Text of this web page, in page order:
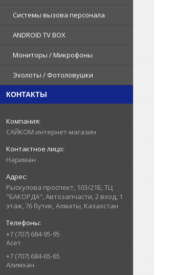
Системы вызова персонала
ANDROID TV BOX
Мониторы / Микрофоны
Эхолоты / Фотоловушки
КОНТАКТЫ
САЙКОМ интернет-магазин
Нариман
Рыскулова проспект, 103/21Б, ТЦ
"БАКОРДА", Автозапчасти, 2 вход, 1
этаж, 76 бутик, Алматы, Казахстан
+7 (707) 684-95-95
Асет
+7 (707) 684-65-65
Алимхан